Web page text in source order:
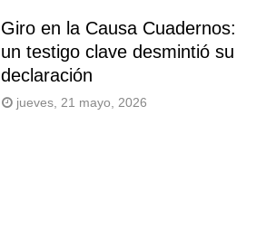
Giro en la Causa Cuadernos:
un testigo clave desmintió su
declaración
jueves, 21 mayo, 2026